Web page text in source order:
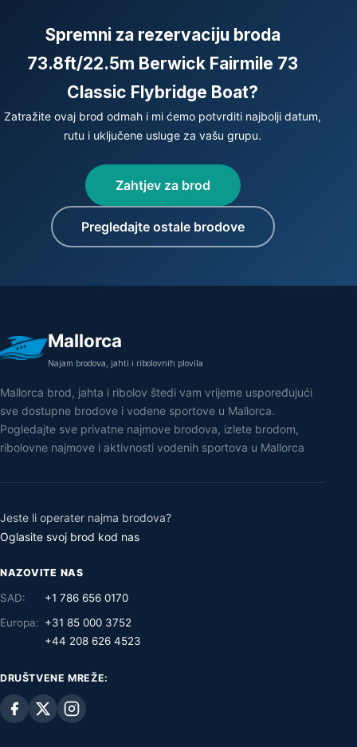
Spremni za rezervaciju broda
73.8ft/22.5m Berwick Fairmile 73
Classic Flybridge Boat?
Zatražite ovaj brod odmah i mi ćemo potvrditi najbolji datum,
rutu i uključene usluge za vašu grupu.
Zahtjev za brod
Pregledajte ostale brodove
Mallorca
Najam brodova, jahti i ribolovnih plovila
Mallorca brod, jahta i ribolov štedi vam vrijeme uspoređujući
sve dostupne brodove i vodene sportove u Mallorca.
Pogledajte sve privatne najmove brodova, izlete brodom,
ribolovne najmove i aktivnosti vodenih sportova u Mallorca
Jeste li operater najma brodova?
Oglasite svoj brod kod nas
NAZOVITE NAS
SAD:
+1 786 656 0170
Europa: +31 85 000 3752
+44 208 626 4523
DRUŠTVENE MREŽE: